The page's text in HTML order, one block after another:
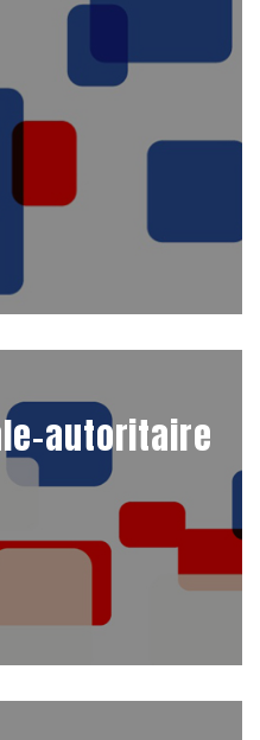
autoritaire